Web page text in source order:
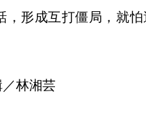
，形成互打僵局，就
林湘芸